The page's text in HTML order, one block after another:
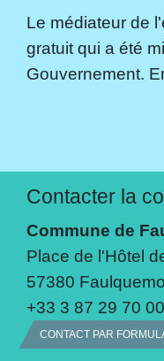
Le médiateur de
gratuit qui a été
Gouvernement.
Contacter la
Commune de
Place de l'Hôtel
57380
+33 3 87 29 70 00
CONTACT PAR